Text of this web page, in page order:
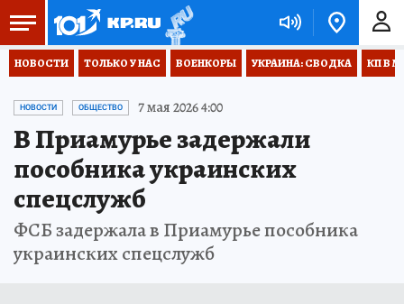
НОВОСТИ ТОЛЬКО У НАС ВОЕНКОРЫ УКРАИНА: СВОДКА КП В
НОВОСТИ ОБЩЕСТВО 7 мая 2026 4:00
В Приамурье задержали
пособника украинских
спецслужб
ФСБ задержала в Приамурье пособника
украинских спецслужб